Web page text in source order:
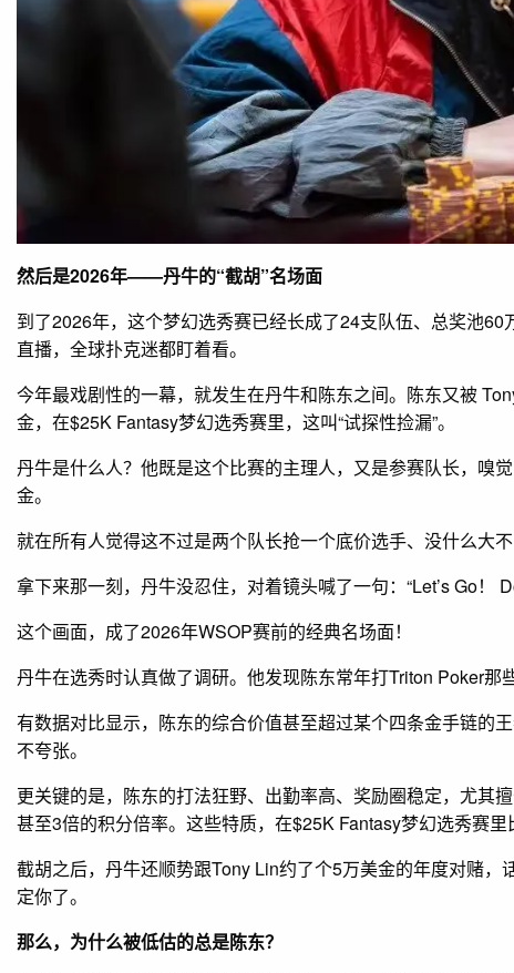
然后是2026年——丹牛的“截胡”名场面
到了2026年，这个梦幻选秀赛已经长成了24支队伍、总奖池
直播，全球扑克迷都盯着看。
今年最戏剧性的一幕，就发生在丹牛和陈东之间。陈东又被
金，在$25K Fantasy梦幻选秀赛里，这叫“试探性捡漏”。
丹牛是什么人？他既是这个比赛的主理人，又是参赛队长，嗅
金。
就在所有人觉得这不过是两个队长抢一个底价选手、没什么大
拿下来那一刻，丹牛没忍住，对着镜头喊了一句：“Let’s Go！
这个画面，成了2026年WSOP赛前的经典名场面！
丹牛在选秀时认真做了调研。他发现陈东常年打Triton Poker那
有数据对比显示，陈东的综合价值甚至超过某个四条金手链的
不夸张。
更关键的是，陈东的打法狂野、出勤率高、奖励圈稳定，尤
甚至3倍的积分倍率。这些特质，在$25K Fantasy梦幻选秀赛里
截胡之后，丹牛还顺势跟Tony Lin约了个5万美金的年度对赌
定你了。
那么，为什么被低估的总是陈东？